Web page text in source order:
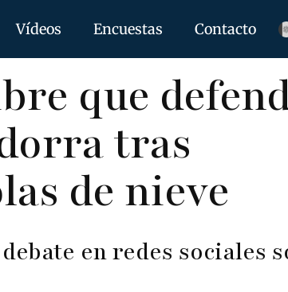
Vídeos Encuestas Contacto
que
tras
de nieve
en redes sociales